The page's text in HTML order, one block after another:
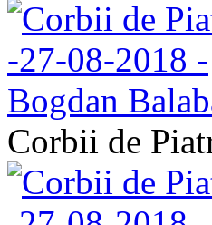
Corbii de